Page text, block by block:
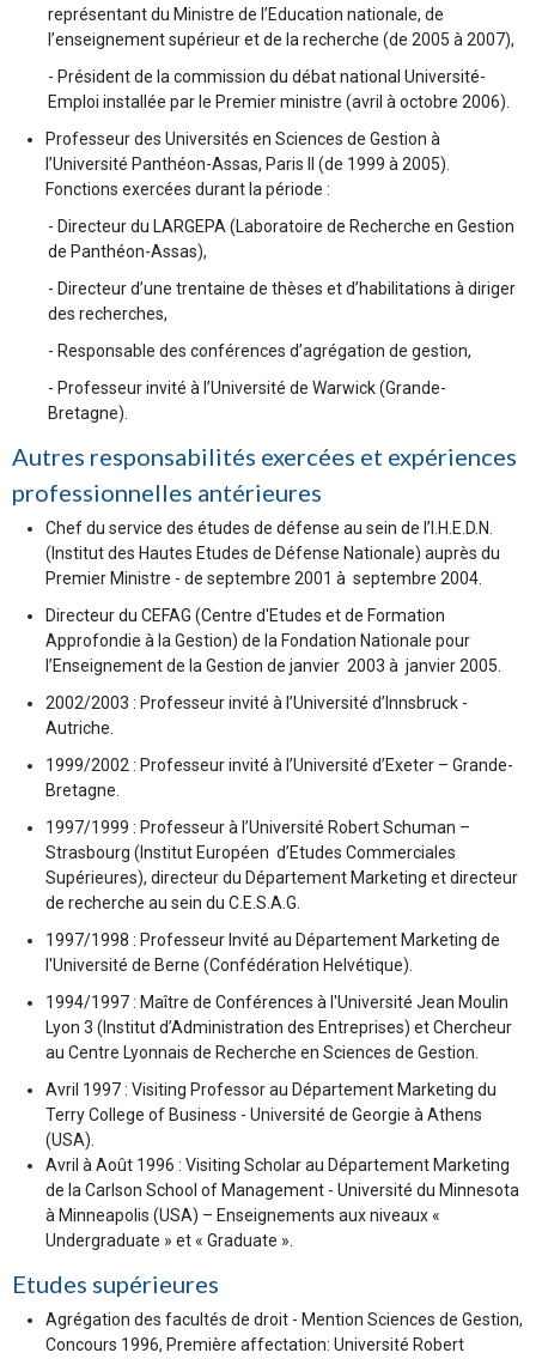
représentant du Ministre de l’Education nationale, de
l’enseignement supérieur et de la recherche (de 2005 à 2007),
- Président de la commission du débat national Université-
Emploi installée par le Premier ministre (avril à octobre 2006).
Professeur des Universités en Sciences de Gestion à
l’Université Panthéon-Assas, Paris II (de 1999 à 2005).
Fonctions exercées durant la période :
- Directeur du LARGEPA (Laboratoire de Recherche en Gestion
de Panthéon-Assas),
- Directeur d’une trentaine de thèses et d’habilitations à diriger
des recherches,
- Responsable des conférences d’agrégation de gestion,
- Professeur invité à l’Université de Warwick (Grande-
Bretagne).
Autres responsabilités exercées et expériences
professionnelles antérieures
Chef du service des études de défense au sein de l’I.H.E.D.N.
(Institut des Hautes Etudes de Défense Nationale) auprès du
Premier Ministre - de septembre 2001 à septembre 2004.
Directeur du CEFAG (Centre d'Etudes et de Formation
Approfondie à la Gestion) de la Fondation Nationale pour
l’Enseignement de la Gestion de janvier 2003 à janvier 2005.
2002/2003 : Professeur invité à l’Université d’Innsbruck -
Autriche.
1999/2002 : Professeur invité à l’Université d’Exeter – Grande-
Bretagne.
1997/1999 : Professeur à l’Université Robert Schuman –
Strasbourg (Institut Européen d’Etudes Commerciales
Supérieures), directeur du Département Marketing et directeur
de recherche au sein du C.E.S.A.G.
1997/1998 : Professeur Invité au Département Marketing de
l'Université de Berne (Confédération Helvétique).
1994/1997 : Maître de Conférences à l'Université Jean Moulin
Lyon 3 (Institut d’Administration des Entreprises) et Chercheur
au Centre Lyonnais de Recherche en Sciences de Gestion.
Avril 1997 : Visiting Professor au Département Marketing du
Terry College of Business - Université de Georgie à Athens
(USA).
Avril à Août 1996 : Visiting Scholar au Département Marketing
de la Carlson School of Management - Université du Minnesota
à Minneapolis (USA) – Enseignements aux niveaux «
Undergraduate » et « Graduate ».
Etudes supérieures
Agrégation des facultés de droit - Mention Sciences de Gestion,
Concours 1996, Première affectation: Université Robert